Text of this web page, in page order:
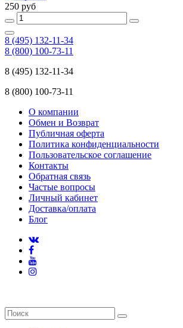
250 руб
8 (495) 132-11-34
8 (800) 100-73-11
8 (495) 132-11-34
8 (800) 100-73-11
О компании
Обмен и Возврат
Публичная оферта
Политика конфиденциальности
Пользовательское соглашение
Контакты
Обратная связь
Частые вопросы
Личный кабинет
Доставка/оплата
Блог